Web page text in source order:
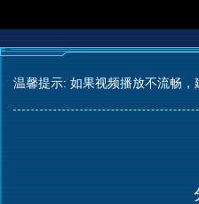
温馨提示: 如果视频播放不流畅